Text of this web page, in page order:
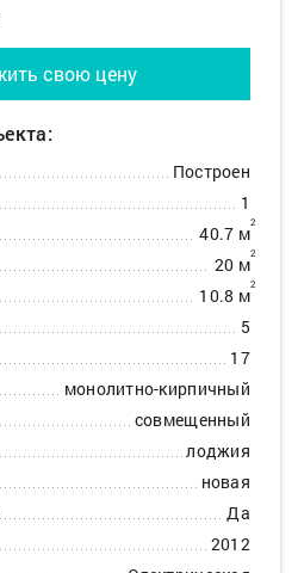
свою цену
Построен
1
40.7 м2
20 м2
10.8 м2
5
17
монолитно-кирпичный
совмещенный
лоджия
новая
Да
2012